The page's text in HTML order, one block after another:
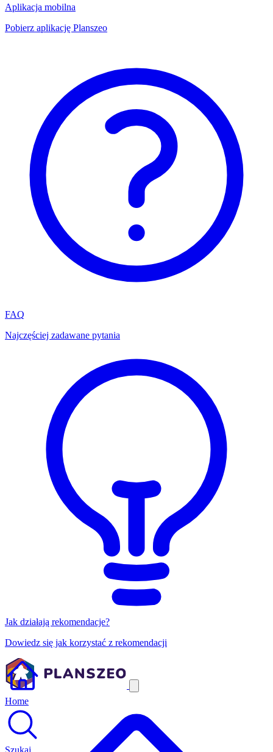
Aplikacja mobilna
Pobierz aplikację Planszeo
FAQ
Najczęściej zadawane pytania
Jak działają rekomendacje?
Dowiedz się jak korzystać z rekomendacji
Home
Szukaj